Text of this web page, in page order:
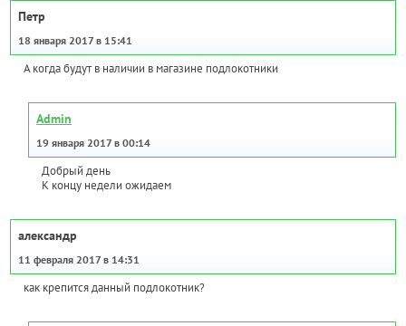
Петр
18 января 2017 в 15:41
А когда будут в наличии в магазине подлокотники
Admin
19 января 2017 в 00:14
Добрый день
К концу недели ожидаем
александр
11 февраля 2017 в 14:31
как крепится данный подлокотник?